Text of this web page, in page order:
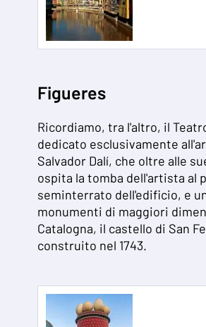
Figueres
Ricordiamo, tra l'altro, il
dedicato esclusivamente
Salvador Dalí, che oltre alle
ospita la tomba dell'artista al
seminterrato dell'edificio, e
monumenti di maggiori
Catalogna, il castello di San
construito nel 1743.